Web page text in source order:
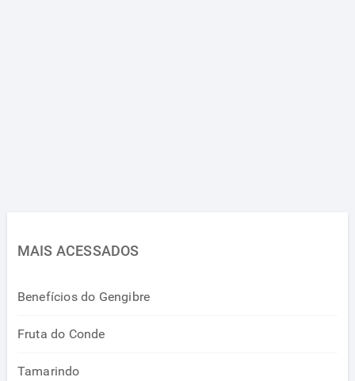
MAIS ACESSADOS
Benefícios do Gengibre
Fruta do Conde
Tamarindo